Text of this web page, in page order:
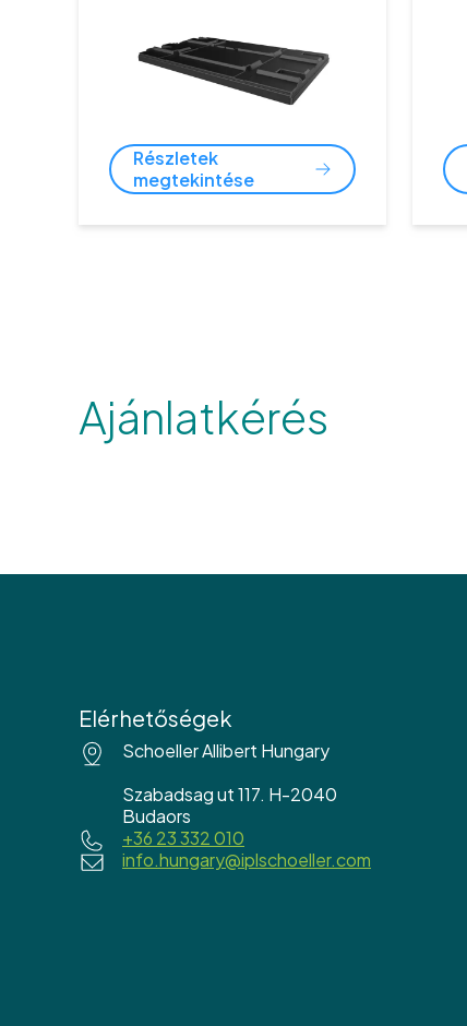
Részletek
megtekintése
Ajánlatkérés
Elérhetőségek
Schoeller Allibert Hungary
Szabadsag ut 117. H-2040
Budaors
+36 23 332 010
info.hungary@iplschoeller.com